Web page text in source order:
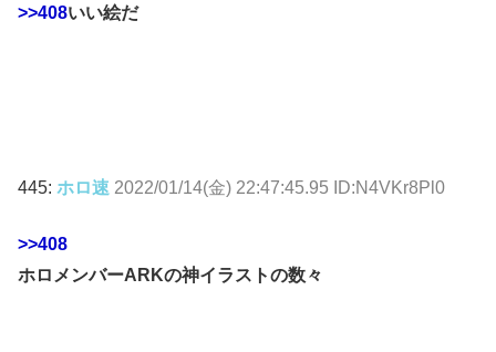
>>408いい絵だ
445: ホロ速 2022/01/14(金) 22:47:45.95 ID:N4VKr8Pl0
>>408
ホロメンバーARKの神イラストの数々